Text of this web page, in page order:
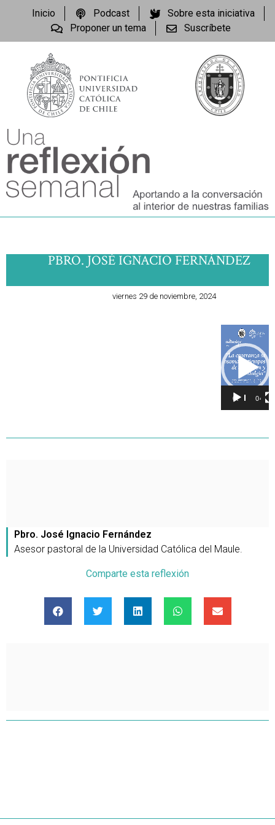
Inicio Podcast
Sobre esta iniciativa
Proponer un tema
Suscríbete
PBRO. JOSÉ IGNACIO FERNÁNDEZ
viernes 29 de noviembre, 2024
de
vídeo
00:00 04:35
Pbro. José Ignacio Fernández
Asesor pastoral de la Universidad Católica del Maule.
Comparte esta reflexión